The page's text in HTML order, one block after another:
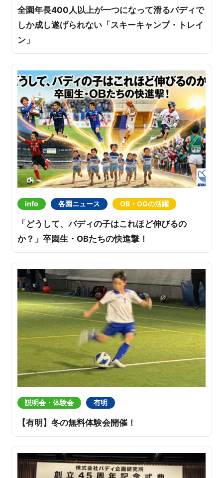
全園年長400人以上が一つになって滑るバディで
しか成し遂げられない「スキーキャンプ・トレイ
ン」
info 各園ニュース OB・OGの活躍
「どうして、バディの子はこれほど伸びるの
か？」卒園生・OBたちの快進撃！
説明会・体験会 有明
【有明】冬の無料体験会開催！